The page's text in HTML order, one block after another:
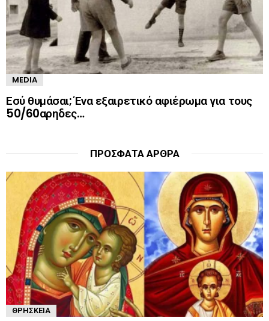
MEDIA
Εσύ θυμάσαι; Ένα εξαιρετικό αφιέρωμα για τους
50/60αρηδες…
ΠΡΌΣΦΑΤΑ ΆΡΘΡΑ
ΘΡΗΣΚΕΊΑ